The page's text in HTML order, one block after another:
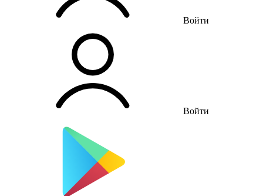
Войти
Войти